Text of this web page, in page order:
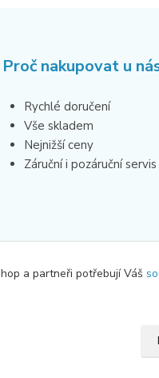
Proč nakupovat u
Rychlé doručení
Vše skladem
Nejnižší ceny
Záruční i pozáruční servis
a partneři potřebují Váš